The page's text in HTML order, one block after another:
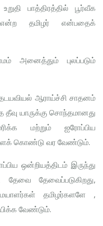
பாத்திரத்தில் பூர்வீக
என்ற தமிழர் என்பதைக்
அனைத்தும் புலப்படும்
ஆராய்ச்சி சாதனம்
யாருக்கு சொந்தமானது
மற்றும் ஐரோப்பிய
கொண்டு வர வேண்டும்.
ஒன்றியத்திடம் இருந்து
தேவைப்படுகிறது,
தமிழர்களளே ,
வேண்டும்.